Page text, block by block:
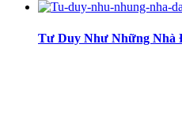
Tư Duy Như Những